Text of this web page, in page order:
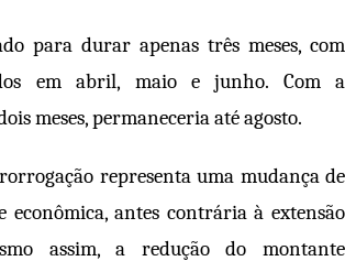
para durar apenas três meses, com
em abril, maio e junho. Com a
meses, permaneceria até agosto.
representa uma mudança de
econômica, antes contrária à extensão
assim, a redução do montante